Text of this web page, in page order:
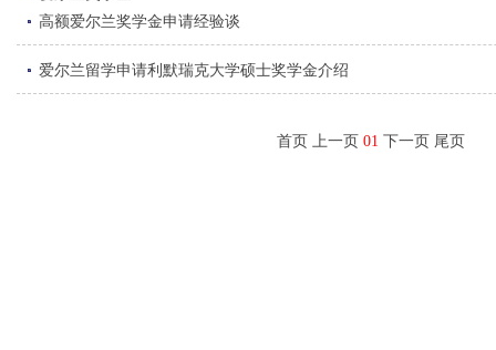
高额爱尔兰奖学金申请经验谈
爱尔兰留学申请利默瑞克大学硕士奖学金介绍
首页 上一页 01 下一页 尾页